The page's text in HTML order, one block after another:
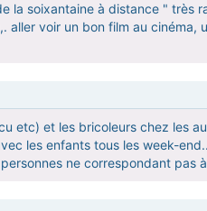
la soixantaine à distance " très
aller voir un bon film au
etc) et les bricoleurs chez les
les enfants tous les week-
ne correspondant pas